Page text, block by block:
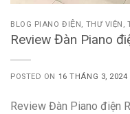
BLOG PIANO ĐIỆN, THƯ VIỆN ,
Review Đàn Piano
POSTED ON 16 THÁNG 3, 2024
Review Đàn Piano điện